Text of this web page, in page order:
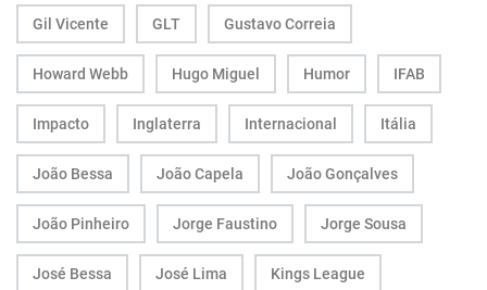
Gil Vicente GLT Gustavo Correia
Howard Webb Hugo Miguel Humor IFAB
Impacto Inglaterra Internacional Itália
João Bessa João Capela João Gonçalves
João Pinheiro Jorge Faustino Jorge Sousa
José Bessa José Lima Kings League